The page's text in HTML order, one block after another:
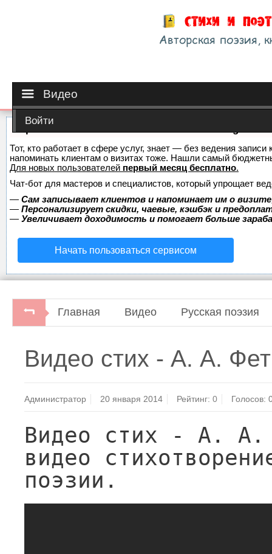
Видео
Войти
Тот, кто работает в сфере услуг, знает — без ведения
напоминать клиентам о визитах тоже. Нашли самый
Для новых пользователей первый месяц бесплатно.
Чат-бот для мастеров и специалистов, который упрощает
— Сам записывает клиентов и напоминает им о
— Персонализирует скидки, чаевые, кэшбэк и
— Увеличивает доходимость и помогает больше
Начать пользоваться сервисом
Главная Видео Русская поэзия
Видео стих - А. А.
Администратор 20 января 2014 Рейтинг:0 Голосов:
Видео стих - А.
видео
поэзии.